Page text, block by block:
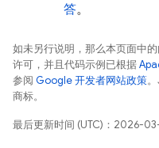
答。
如未另行说明，那么本页面中
许可，并且代码示例已根据
参阅 Google 开发者网站政策
商标。
最后更新时间 (UTC)：2026-03-